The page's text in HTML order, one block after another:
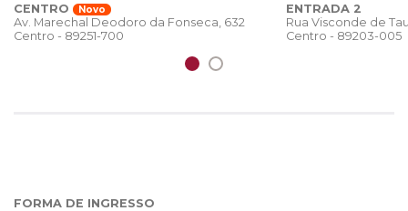
CENTRO
Novo
Av. Marechal Deodoro da Fonseca, 632
Centro - 89251-700
ENTRADA 2
Rua Visconde de
Centro - 89203-005
FORMA DE INGRESSO